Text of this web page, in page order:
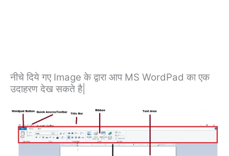
नीचे दिये गए Image के द्वारा आप MS WordPad का एक
उदाहरण देख सकते है|